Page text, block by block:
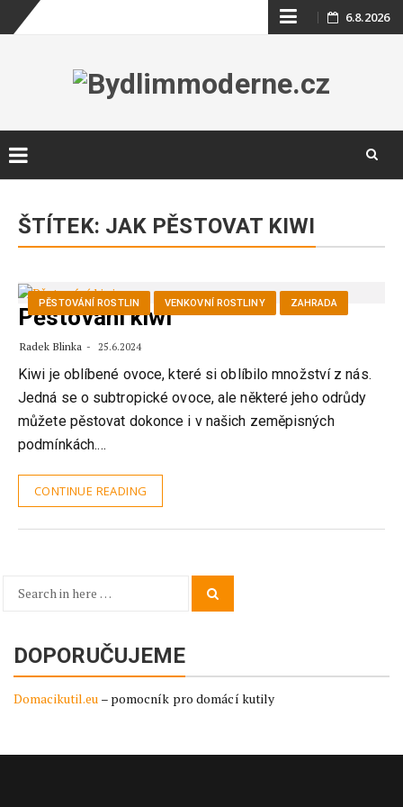
Skip
content
6.8.2026
contentŠTÍTEK: JAK PĚSTOVAT KIWI
PĚSTOVÁNÍ ROSTLIN VENKOVNÍ ROSTLINY ZAHRADA
Pěstování kiwi
Radek Blinka 25.6.2024
Kiwi je oblíbené ovoce, které si oblíbilo množství z nás.
Jedná se o subtropické ovoce, ale některé jeho odrůdy
můžete pěstovat dokonce i v našich zeměpisných
podmínkách.…
CONTINUE READING
Search
DOPORUČUJEME
Domacikutil.eu – pomocník pro domácí kutily